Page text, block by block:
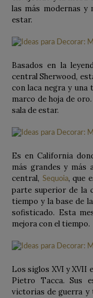
las más modernas y
estar.
Basados ​​en la
central Sherwood,
con laca negra y una
marco de hoja de
sala de estar.
Es en California
más grandes y más
central, Sequoia, que
parte superior de la
tiempo y la base de
sofisticado. Esta
mejora con el tiempo.
Los siglos XVI y XVII
Pietro Tacca. Sus
victorias de guerra y